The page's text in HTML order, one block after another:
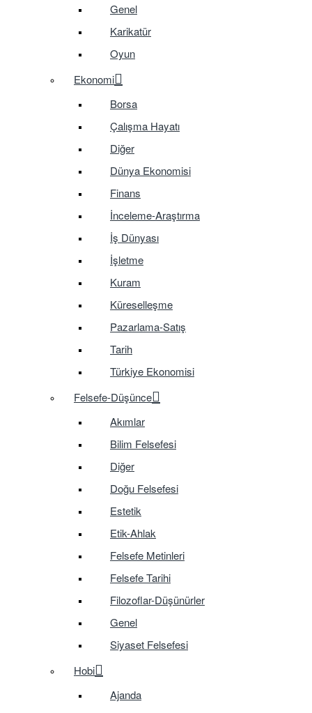
Genel
Karikatür
Oyun
Ekonomi
Borsa
Çalışma Hayatı
Diğer
Dünya Ekonomisi
Finans
İnceleme-Araştırma
İş Dünyası
İşletme
Kuram
Küreselleşme
Pazarlama-Satış
Tarih
Türkiye Ekonomisi
Felsefe-Düşünce
Akımlar
Bilim Felsefesi
Diğer
Doğu Felsefesi
Estetik
Etik-Ahlak
Felsefe Metinleri
Felsefe Tarihi
Filozoflar-Düşünürler
Genel
Siyaset Felsefesi
Hobi
Ajanda